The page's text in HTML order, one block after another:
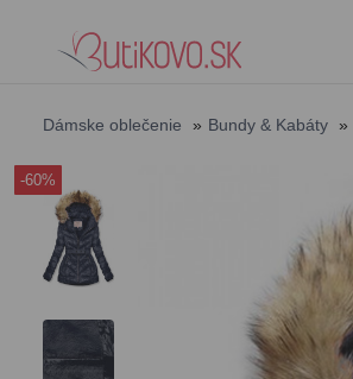
Dámske oblečenie » Bundy & Kabáty »
-60%